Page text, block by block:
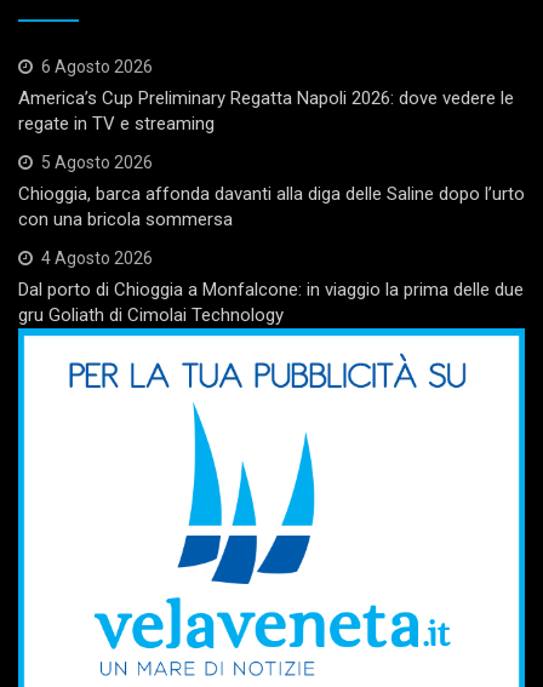
6 Agosto 2026
America’s Cup Preliminary Regatta Napoli 2026: dove vedere le
regate in TV e streaming
5 Agosto 2026
Chioggia, barca affonda davanti alla diga delle Saline dopo l’urto
con una bricola sommersa
4 Agosto 2026
Dal porto di Chioggia a Monfalcone: in viaggio la prima delle due
gru Goliath di Cimolai Technology